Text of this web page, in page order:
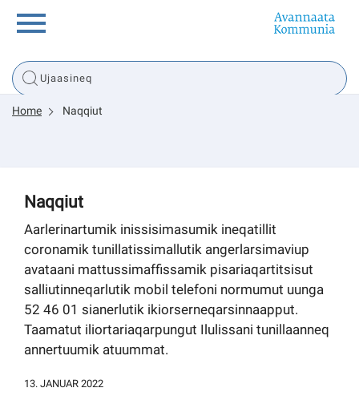
Innuttaasunut
Tassaarsuaq
sullissivik.gl
Pilersaarutinut isaavik
Home Naqqiut
Naqqiut
Aarlerinartumik inissisimasumik ineqatillit
coronamik tunillatissimallutik angerlarsimaviup
avataani mattussimaffissamik pisariaqartitsisut
salliutinneqarlutik mobil telefoni normumut uunga
52 46 01 sianerlutik ikiorserneqarsinnaapput.
Taamatut iliortariaqarpungut Ilulissani tunillaanneq
annertuumik atuummat.
13. JANUAR 2022